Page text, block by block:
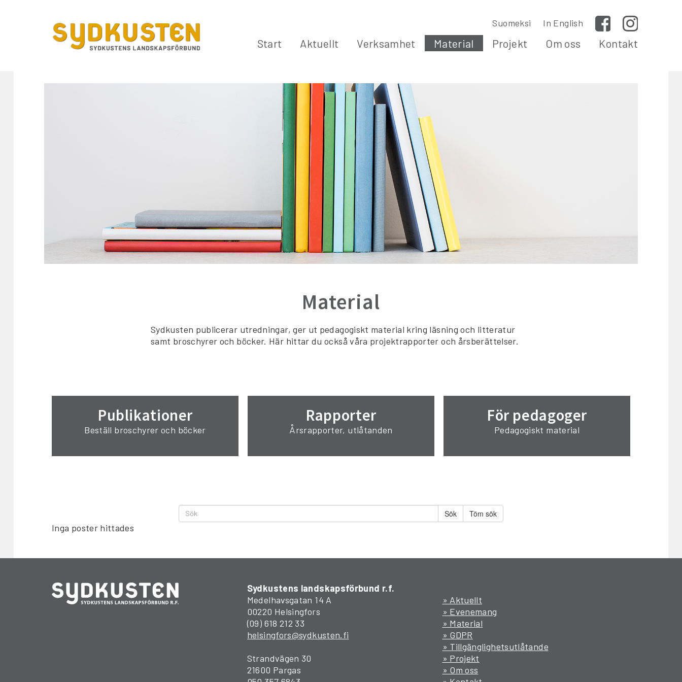
Suomeksi In English Facebook
Start Aktuellt Verksamhet Material Projekt Om oss Kontakt
Material
Sydkusten publicerar utredningar, ger ut pedagogiskt material kring läsning och litteratur
samt broschyrer och böcker. Här hittar du också våra projektrapporter och årsberättelser.
Publikationer
Beställ broschyrer och böcker
Rapporter
Årsrapporter, utlåtanden
För pedagoger
Pedagogiskt material
Töm sök
Inga poster hittades
Sydkustens landskapsförbund r.f.
Medelhavsgatan 14 A
00220 Helsingfors
(09) 618 212 33
helsingfors@sydkusten.fi
Strandvägen 30
21600 Pargas
» Aktuellt
» Evenemang
» Material
» GDPR
» Tillgänglighetsutlåtande
» Projekt
» Om oss